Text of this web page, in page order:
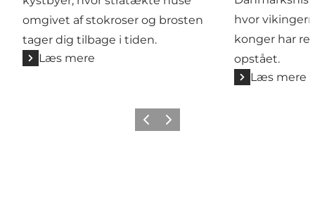
omgivet af stokroser og brosten
tager dig tilbage i tiden.
Læs mere
hvor
konger har
opstået.
Læs mere
ForrigeNæste